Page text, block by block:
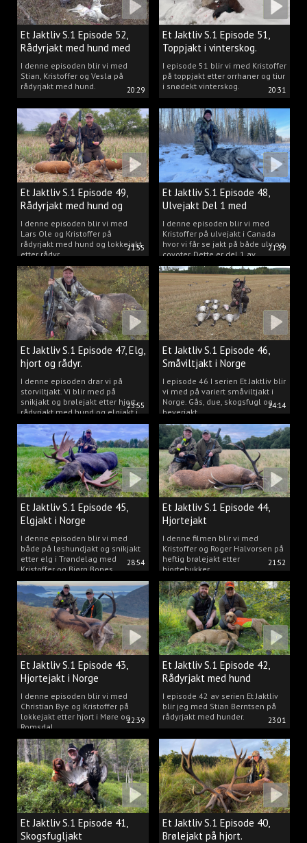
20:29
Et Jaktliv S.1 Episode 52,
Rådyrjakt med hund med
Stian, Kristoffer og Vesla
I denne episoden blir vi med
Stian, Kristoffer og Vesla på
rådyrjakt med hund.
20:31
Et Jaktliv S.1 Episode 51,
Toppjakt i vinterskog.
I episode 51 blir vi med Kristoffer
på toppjakt etter orrhaner og tiur
i snødekt vinterskog.
21:55
Et Jaktliv S.1 Episode 49,
Rådyrjakt med hund og
lokkejakt.
I denne episoden blir vi med
Lars Ole og Kristoffer på
rådyrjakt med hund og lokkejakt
etter rådyr.
21:39
Et Jaktliv S.1 Episode 48,
Ulvejakt Del 1 med
Kristoffer Clausen.
I denne episoden blir vi med
Kristoffer på ulvejakt i Canada
hvor vi får se jakt på både ulv og
coyoter. Dette er del 1 av
ulvejakten.
23:55
Et Jaktliv S.1 Episode 47, Elg,
hjort og rådyr.
I denne episoden drar vi på
storviltjakt. Vi blir med på
snikjakt og brølejakt etter hjort,
rådyrjakt med hund og elgjakt i
Trøndelag.
24:14
Et Jaktliv S.1 Episode 46,
Småviltjakt i Norge
I episode 46 I serien Et Jaktliv blir
vi med på variert småviltjakt i
Norge. Gås, due, skogsfugl og
beverjakt.
28:54
Et Jaktliv S.1 Episode 45,
Elgjakt i Norge
I denne episoden blir vi med
både på løshundjakt og snikjakt
etter elg i Trøndelag med
Kristoffer og Bjørn Bones
21:52
Et Jaktliv S.1 Episode 44,
Hjortejakt
I denne filmen blir vi med
Kristoffer og Roger Halvorsen på
heftig brølejakt etter
hjortebukker.
22:39
Et Jaktliv S.1 Episode 43,
Hjortejakt i Norge
I denne episoden blir vi med
Christian Bye og Kristoffer på
lokkejakt etter hjort i Møre og
Romsdal.
23:01
Et Jaktliv S.1 Episode 42,
Rådyrjakt med hund
I episode 42 av serien Et Jaktliv
blir jeg med Stian Berntsen på
rådyrjakt med hunder.
Et Jaktliv S.1 Episode 41,
Skogsfugljakt
Et Jaktliv S.1 Episode 40,
Brølejakt på hjort.